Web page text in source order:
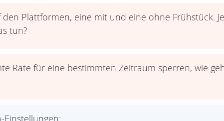
den Plattformen, eine mit und eine ohne Frühstück.
tun?
Rate für eine bestimmten Zeitraum sperren, wie
Einstellungen: